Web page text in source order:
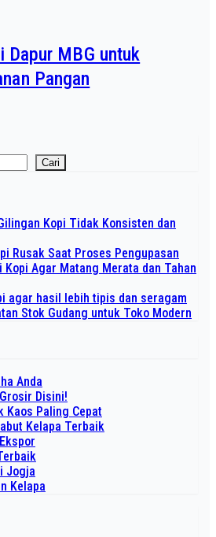
Dapur MBG untuk
Pangan
Cari
Kopi Tidak Konsisten dan
Rusak Saat Proses Pengupasan
Kopi Agar Matang Merata dan Tahan
agar hasil lebih tipis dan seragam
Stok Gudang untuk Toko Modern
Anda
Disini!
Kaos Paling Cepat
Kelapa Terbaik
Jogja
Kelapa